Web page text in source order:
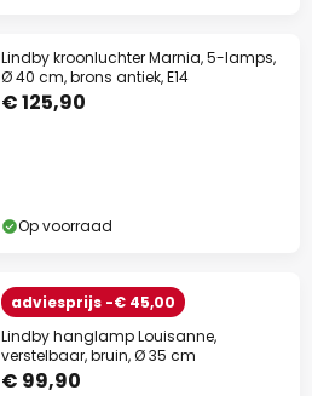
Lindby kroonluchter Marnia, 5-lamps,
Ø 40 cm, brons antiek, E14
€ 125,90
Op voorraad
adviesprijs -€ 45,00
Lindby hanglamp Louisanne,
verstelbaar, bruin, Ø 35 cm
€ 99,90